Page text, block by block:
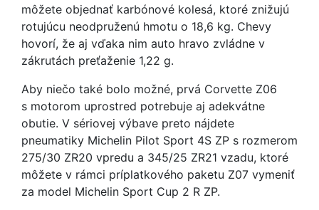
môžete objednať karbónové kolesá, ktoré znižujú
rotujúcu neodpruženú hmotu o 18,6 kg. Chevy
hovorí, že aj vďaka nim auto hravo zvládne v
zákrutách preťaženie 1,22 g.
Aby niečo také bolo možné, prvá Corvette Z06
s motorom uprostred potrebuje aj adekvátne
obutie. V sériovej výbave preto nájdete
pneumatiky Michelin Pilot Sport 4S ZP s rozmerom
275/30 ZR20 vpredu a 345/25 ZR21 vzadu, ktoré
môžete v rámci príplatkového paketu Z07 vymeniť
za model Michelin Sport Cup 2 R ZP.